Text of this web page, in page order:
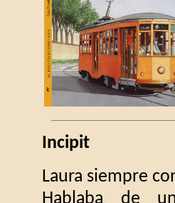
Incipit
Laura siempre
Hablaba de